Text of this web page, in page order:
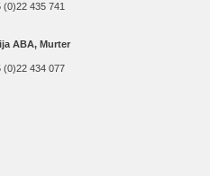
(0)22 435 741
ABA, Murter
(0)22 434 077